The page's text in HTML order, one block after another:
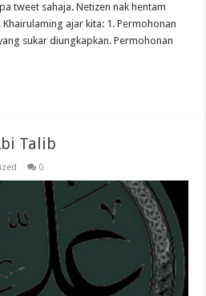
tweet sahaja. Netizen nak hentam
ajar kita: 1. Permohonan
sukar diungkapkan. Permohonan
Talib
0